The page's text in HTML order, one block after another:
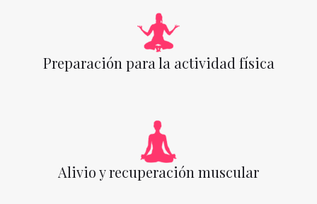
Preparación para la actividad física
Alivio y recuperación muscular